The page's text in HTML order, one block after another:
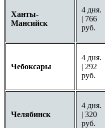
Ханты-
Мансийск
4 дня.
| 766
руб.
Чебоксары
4 дня.
| 292
руб.
Челябинск
4 дня.
| 320
руб.